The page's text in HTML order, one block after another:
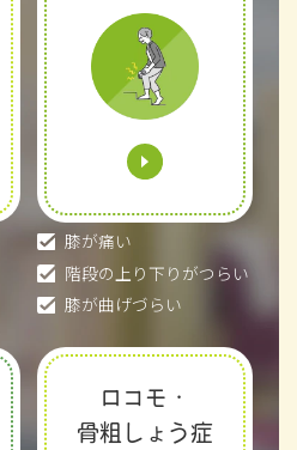
膝が痛い
階段の上り下りがつらい
膝が曲げづらい
ロコモ・
骨粗しょう症